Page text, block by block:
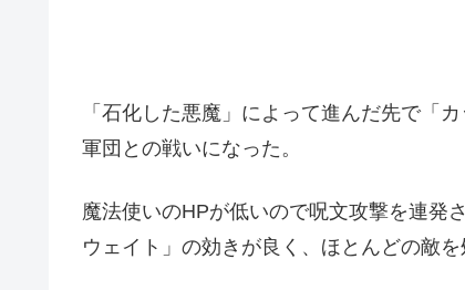
「石化した悪魔」によって進んだ先で「
軍団との戦いになった。
魔法使いのHPが低いので呪文攻撃を連発
ウェイト」の効きが良く、ほとんどの敵